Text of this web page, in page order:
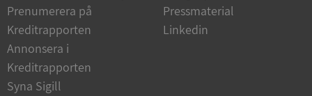
Prenumerera på
Kreditrapporten
Annonsera i
Kreditrapporten
Syna Sigill
Pressmaterial
Linkedin
__RequestVerificationToken
Microsoft